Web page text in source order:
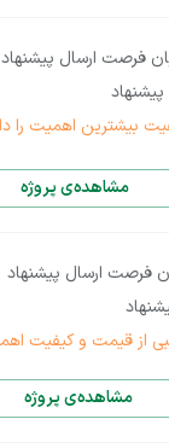
فرصت ارسال پیشنهاد
پیشنهاد
بیشترین اهمیت را
مشاهده‌ی پروژه
فرصت ارسال پیشنهاد
از قیمت و کیفیت
مشاهده‌ی پروژه